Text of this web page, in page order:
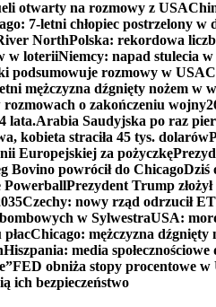
otwarty na rozmowy z USA
7-letni chłopiec postrzelony
NorthPolska: rekordowa
w loteriiNiemcy: napad stulecia
podsumowuje rozmowy w USA
mężczyzna dźgnięty nożem w
o zakończeniu wojny
lata.Arabia Saudyjska po raz
kobieta straciła 45 tys. dolarów
Europejskiej za pożyczkę
Bovino powrócił do ChicagoDziś
PowerballPrezydent Trump
Czechy: nowy rząd odrzucił
w SylwestraUSA:
Chicago: mężczyzna
Hiszpania: media
FED obniża stopy procentowe w
ich bezpieczeństwo